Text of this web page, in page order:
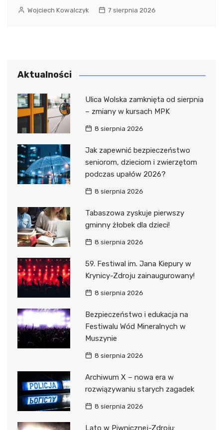
Wojciech Kowalczyk 7 sierpnia 2026
Aktualności
Ulica Wolska zamknięta od sierpnia
– zmiany w kursach MPK
8 sierpnia 2026
Jak zapewnić bezpieczeństwo
seniorom, dzieciom i zwierzętom
podczas upałów 2026?
8 sierpnia 2026
Tabaszowa zyskuje pierwszy
gminny żłobek dla dzieci!
8 sierpnia 2026
59. Festiwal im. Jana Kiepury w
Krynicy-Zdroju zainaugurowany!
8 sierpnia 2026
Bezpieczeństwo i edukacja na
Festiwalu Wód Mineralnych w
Muszynie
8 sierpnia 2026
Archiwum X – nowa era w
rozwiązywaniu starych zagadek
8 sierpnia 2026
Lato w Piwnicznej-Zdroju: